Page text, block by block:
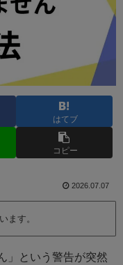
はてブ
コピー
2026.07.07
ます。
」という警告が突然